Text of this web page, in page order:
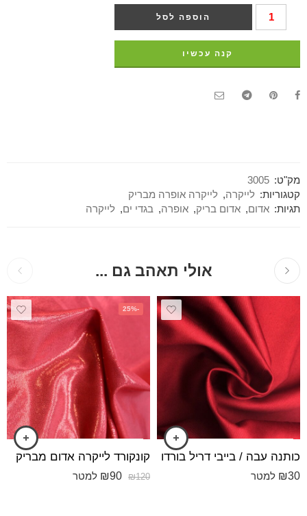
הוספה לסל
קנה עכשיו
מק"ט: 3005
קטגוריות: לייקרה, לייקרה אופרה מבריק
תגיות: אדום, אדום בריק, אופרה, בגדי ים, לייקרה
אולי תאהב גם ...
כותנה עבה / בייבי דריל בורדו
₪30 למטר
-25%
קונקורד לייקרה אדום מבריק
₪120
₪90 למטר